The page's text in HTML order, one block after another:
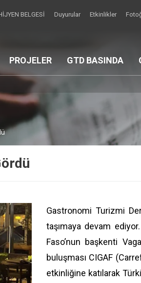
BELGESİ Duyurular Etkinlikler
PROJELER GTD BASINDA
Gastronomi Turizmi
taşımaya devam
Faso’nun başkenti
buluşması CIGAF
etkinliğine katılarak